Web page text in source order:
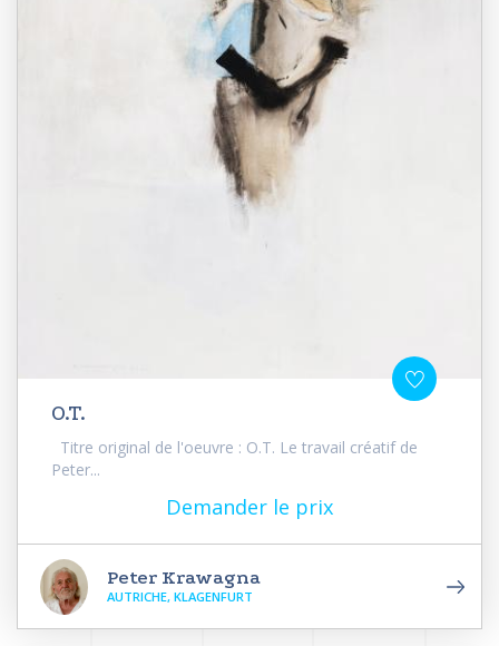
O.T.
Titre original de l'oeuvre : O.T. Le travail créatif de
Peter...
Demander le prix
Peter Krawagna
AUTRICHE, KLAGENFURT